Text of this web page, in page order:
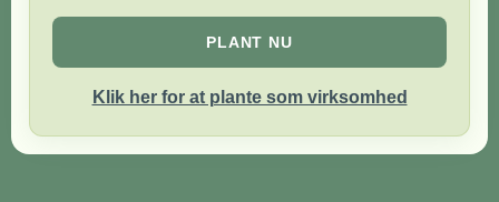
PLANT NU
Klik her for at plante som virksomhed